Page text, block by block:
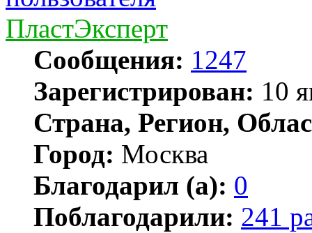
ПластЭксперт
Сообщения: 1247
Зарегистрирован: 10
Страна, Регион,
Город: Москва
Благодарил (а): 0
Поблагодарили: 241